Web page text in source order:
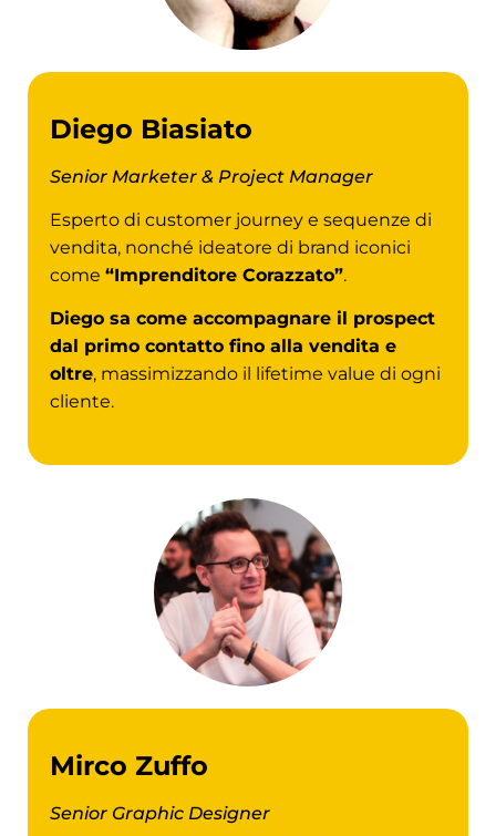
Diego Biasiato
Senior Marketer & Project Manager
Esperto di customer journey e sequenze di
vendita, nonché ideatore di brand iconici
come “Imprenditore Corazzato”.
Diego sa come accompagnare il prospect
dal primo contatto fino alla vendita e
oltre, massimizzando il lifetime value di ogni
cliente.
Mirco Zuffo
Senior Graphic Designer